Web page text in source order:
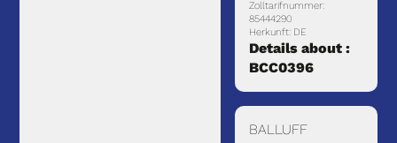
Zolltarifnummer:
85444290
Herkunft: DE
Details about :
BCC0396
BALLUFF